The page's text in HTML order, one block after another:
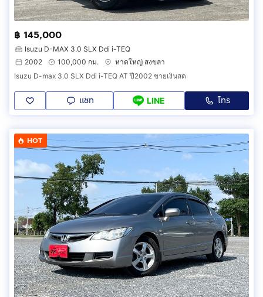
฿ 145,000
Isuzu D-MAX 3.0 SLX Ddi i-TEQ
2002
100,000 กม.
หาดใหญ่ สงขลา
Isuzu D-max 3.0 SLX Ddi i-TEQ AT ปี2002 ขายเงินสด
แชท LINE โทร
HOT